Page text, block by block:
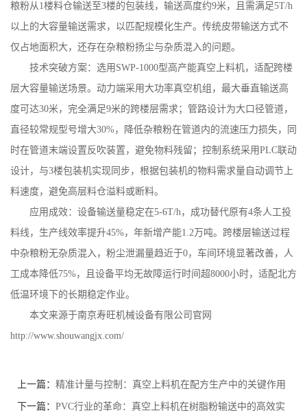
粮粉从1楼料仓输送至3楼的包装线，输送高度约9米，且需满足5T/h
以上的大容量输送需求，以匹配规模化生产。传统皮带输送方式不
仅占地面积大，还存在杂粮粉扬尘与杂质混入的问题。
技术突破方案：选用 SWP-1000型高产能真空上料机，适配跨楼
层大容量输送场景。动力端采用大功率真空机组，最大垂直输送高
度可达30米，完全满足9米的跨楼层需求；管路设计为大口径管道，
直径较常规型号增大30%，降低杂粮粉在管道内的流速压力损失，同
时在管道末端设置反吹装置，避免物料残留；控制系统采用PLC联动
设计，与3楼包装机实现同步，根据包装机的物料需求量自动调节上
料速度，避免高层料仓溢料或断料。
应用成效：设备输送量稳定在5-6T/h，成功替代原有4条人工投
料线，生产线效率提升45%，年新增产能1.2万吨。跨楼层输送过程
中杂粮粉无杂质混入，粉尘泄漏量趋近于0，车间环境显著改善，人
工成本降低75%，且设备平均无故障运行时间超8000小时，适配北方
低温环境下的长期稳定作业。
本文来源于南京寿旺机械设备有限公司官网
http://www.shouwangjx.com/
上一篇： 精准计量与控制：真空上料机在配方生产中的关键作用
下一篇： PVC行业的革命：真空上料机在树脂粉输送中的高效实